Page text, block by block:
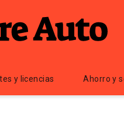
y licencias Ahorro y